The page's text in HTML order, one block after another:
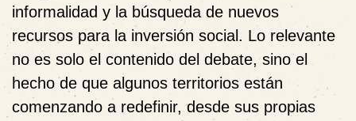
informalidad y la búsqueda de nuevos
recursos para la inversión social. Lo relevante
no es solo el contenido del debate, sino el
hecho de que algunos territorios están
comenzando a redefinir, desde sus propias